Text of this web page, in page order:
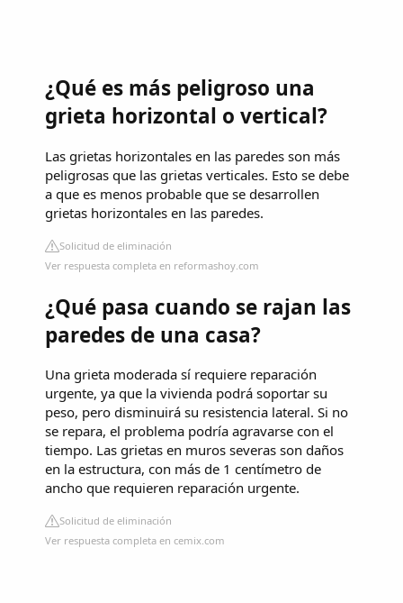
¿Qué es más peligroso una
grieta horizontal o vertical?
Las grietas horizontales en las paredes son más
peligrosas que las grietas verticales. Esto se debe
a que es menos probable que se desarrollen
grietas horizontales en las paredes.
Solicitud de eliminación
Ver respuesta completa en reformashoy.com
¿Qué pasa cuando se rajan las
paredes de una casa?
Una grieta moderada sí requiere reparación
urgente, ya que la vivienda podrá soportar su
peso, pero disminuirá su resistencia lateral. Si no
se repara, el problema podría agravarse con el
tiempo. Las grietas en muros severas son daños
en la estructura, con más de 1 centímetro de
ancho que requieren reparación urgente.
Solicitud de eliminación
Ver respuesta completa en cemix.com